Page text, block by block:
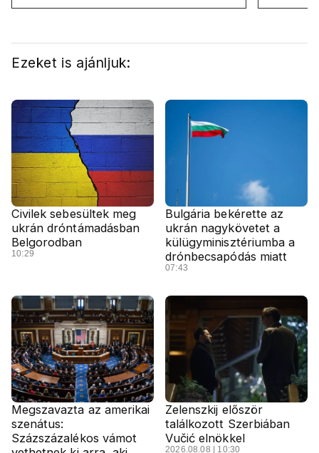
rendszervisszaváltás
Ezeket is ajánljuk:
Civilek sebesültek meg
ukrán dróntámadásban
Belgorodban
10:29
Bulgária bekérette az
ukrán nagykövetet a
külügyminisztériumba a
drónbecsapódás miatt
07:43
Megszavazta az amerikai
szenátus:
Százszázalékos vámot
Zelenszkij először
találkozott Szerbiában
Vučić elnökkel
2026.08.08 | 10:30